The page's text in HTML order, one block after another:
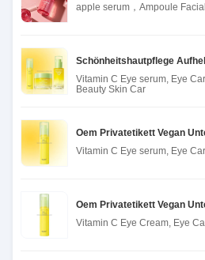
apple serum，Ampoule
Schönheitshautpflege
Vitamin C Eye serum, Eye Care
Beauty Skin Car
Oem Privatetikett Vegan
Oem Privatetikett Vegan